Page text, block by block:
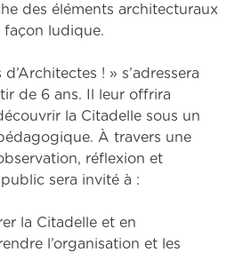
des éléments architecturaux
façon ludique.
d’Architectes ! » s’adressera
de 6 ans. Il leur offrira
la Citadelle sous un
À travers une
réflexion et
sera invité à :
la Citadelle et en
l’organisation et les